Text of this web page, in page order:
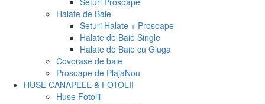
Halate de Baie
Seturi Halate + Prosoape
Halate de Baie Single
Halate de Baie cu Gluga
Covorase de baie
Prosoape de PlajaNou
HUSE CANAPELE & FOTOLII
Huse Fotolii